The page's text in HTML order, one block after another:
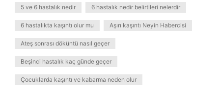
5 ve 6 hastalık nedir 6 hastalık nedir belirtileri nelerdir
6 hastalıkta kaşıntı olur mu Aşırı kaşıntı Neyin Habercisi
Ateş sonrası döküntü nasıl geçer
Beşinci hastalık kaç günde geçer
Çocuklarda kaşıntı ve kabarma neden olur